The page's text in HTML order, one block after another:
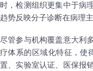
时，检测组织更集中于病
趋势反映分子诊断在病理
尽管参与机构覆盖意大利
疗体系的区域化特征，使
置、实验室认证、医保报